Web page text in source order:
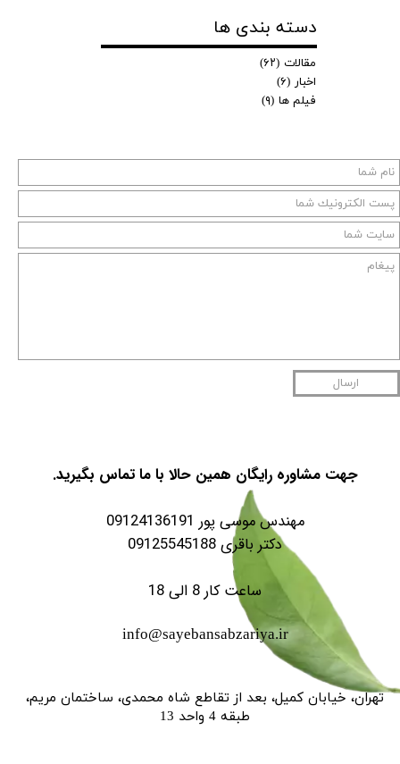
ارسال
دسته بندی ها
مقالات (۶۲)
اخبار (۶)
فیلم ها (۹)
جهت مشاوره رایگان همین حالا با ما تماس بگیرید.
مهندس موسی پور 09124136191
دکتر باقری 09125545188
ساعت کار 8 الی 18
info@sayebansabzariya.ir
تهران، خیابان کمیل، بعد از تقاطع شاه محمدی، ساختمان مریم،
طبقه 4 واحد 13